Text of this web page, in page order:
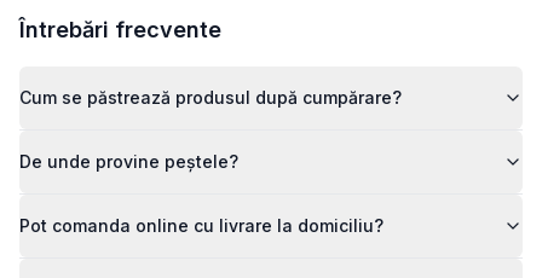
Întrebări frecvente
Cum se păstrează produsul după cumpărare?
De unde provine peștele?
Pot comanda online cu livrare la domiciliu?